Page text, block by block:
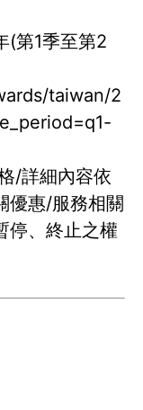
(第1季至第2
taiwan/2
/詳細內容依
優惠/服務相關
停、終止之權